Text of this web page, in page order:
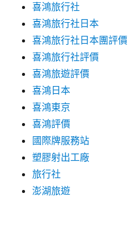
喜鴻旅行社
喜鴻旅行社日本
喜鴻旅行社日本團評價
喜鴻旅行社評價
喜鴻旅遊評價
喜鴻日本
喜鴻東京
喜鴻評價
國際牌服務站
塑膠射出工廠
旅行社
澎湖旅遊